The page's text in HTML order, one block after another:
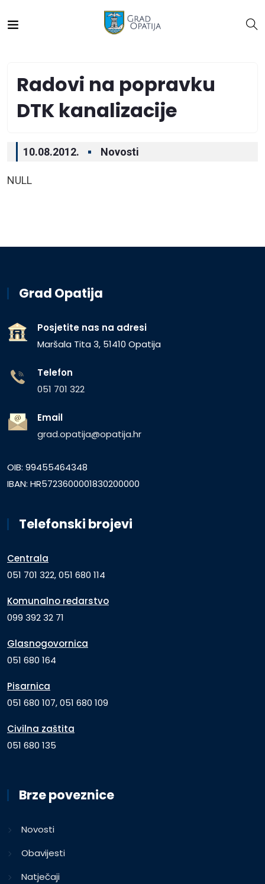
Radovi na popravku
DTK kanalizacije
10.08.2012. Novosti
NULL
Grad Opatija
Posjetite nas na adresi
Maršala Tita 3, 51410 Opatija
Telefon
051 701 322
Email
grad.opatija@opatija.hr
OIB: 99455464348
IBAN: HR5723600001830200000
Telefonski brojevi
Centrala
051 701 322, 051 680 114
Komunalno redarstvo
099 392 32 71
Glasnogovornica
051 680 164
Pisarnica
051 680 107, 051 680 109
Civilna zaštita
051 680 135
Brze poveznice
Novosti
Obavijesti
Natječaji